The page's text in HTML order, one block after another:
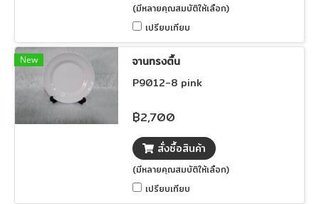
(มีหลายคุณสมบัติให้เลือก)
เปรียบเทียบ
New
จานทรงตื้น
P9012-8 pink
฿2,700
สั่งซื้อสินค้า
(มีหลายคุณสมบัติให้เลือก)
เปรียบเทียบ